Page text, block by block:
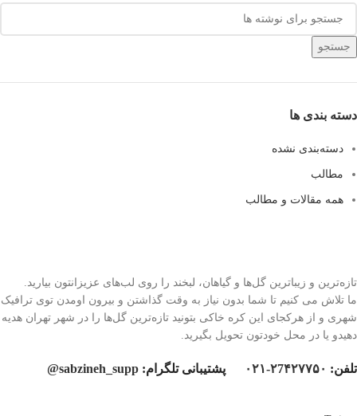
جستجو
دسته بندی ها
دسته‌بندی نشده
مطالب
همه مقالات و مطالب
تازه‌ترین و زیباترین گل‌ها و گیاهان، لبخند را روی لب‌های عزیزانتون بیارید.
ما تلاش می کنیم تا شما بدون نیاز به وقت گذاشتن و بیرون اومدن توی ترافیک
شهری و از هرکجای این کره خاکی بتونید تازه‌ترین گل‌ها را در شهر تهران هدیه
دهیدو یا در محل خودتون تحویل بگیرید.
تلفن: ۲7۴۲۷۷۵۰-۰۲۱ پشتیبانی تلگرام: sabzineh_supp@